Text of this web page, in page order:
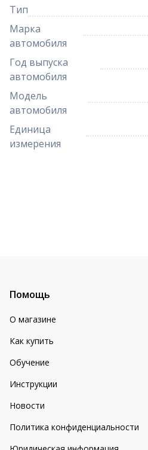
Тип
Марка
автомобиля
Год выпуска
автомобиля
Модель
автомобиля
Единица
измерения
Помощь
О магазине
Как купить
Обучение
Инструкции
Новости
Политика конфиденциальности